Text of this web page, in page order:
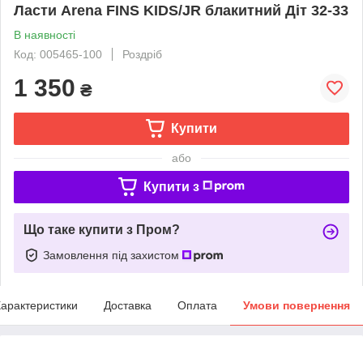
Ласти Arena FINS KIDS/JR блакитний Діт 32-33
В наявності
Код: 005465-100
Роздріб
1 350 ₴
Купити
або
Купити з
Що таке купити з Пром?
Замовлення під захистом
Доставка Оплата Умови повернення